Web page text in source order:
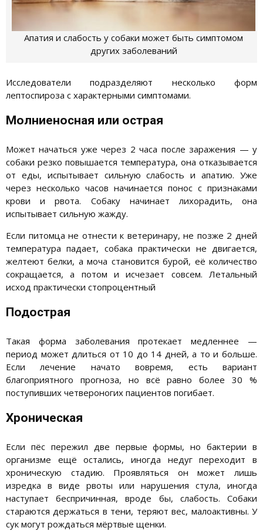
Апатия и слабость у собаки может быть симптомом
других заболеваний
Исследователи подразделяют несколько форм
лептоспироза с характерными симптомами.
Молниеносная или острая
Может начаться уже через 2 часа после заражения — у
собаки резко повышается температура, она отказывается
от еды, испытывает сильную слабость и апатию. Уже
через несколько часов начинается понос с признаками
крови и рвота. Собаку начинает лихорадить, она
испытывает сильную жажду.
Если питомца не отнести к ветеринару, не позже 2 дней
температура падает, собака практически не двигается,
желтеют белки, а моча становится бурой, её количество
сокращается, а потом и исчезает совсем. Летальный
исход практически стопроцентный
Подострая
Такая форма заболевания протекает медленнее —
период может длиться от 10 до 14 дней, а то и больше.
Если лечение начато вовремя, есть вариант
благоприятного прогноза, но всё равно более 30 %
поступивших четвероногих пациентов погибает.
Хроническая
Если пёс пережил две первые формы, но бактерии в
организме ещё остались, иногда недуг переходит в
хроническую стадию. Проявляться он может лишь
изредка в виде рвоты или нарушения стула, иногда
наступает беспричинная, вроде бы, слабость. Собаки
стараются держаться в тени, теряют вес, малоактивны. У
сук могут рождаться мёртвые щенки.